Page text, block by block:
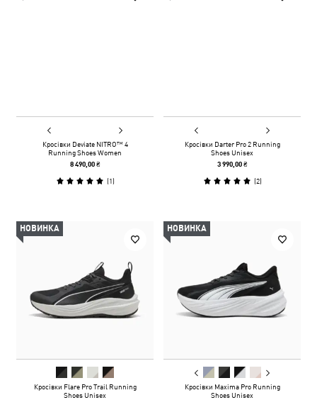
Кросівки Deviate NITRO™ 4
Running Shoes Women
8 490,00 ₴
(1)
Кросівки Darter Pro 2 Running
Shoes Unisex
3 990,00 ₴
(2)
НОВИНКА
Кросівки Flare Pro Trail Running
Shoes Unisex
НОВИНКА
Кросівки Maxima Pro Running
Shoes Unisex